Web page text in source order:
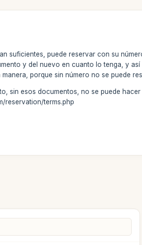
suficientes, puede reservar con su
y del nuevo en cuanto lo tenga, y
porque sin número no se puede
sin esos documentos, no se puede
reservation/terms.php